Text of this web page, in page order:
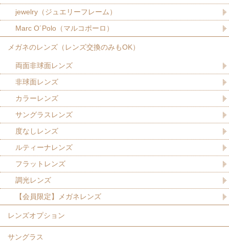
jewelry（ジュエリーフレーム）
Marc O´Polo（マルコポーロ）
メガネのレンズ（レンズ交換のみもOK）
両面非球面レンズ
非球面レンズ
カラーレンズ
サングラスレンズ
度なしレンズ
ルティーナレンズ
フラットレンズ
調光レンズ
【会員限定】メガネレンズ
レンズオプション
サングラス